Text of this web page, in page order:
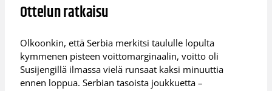
Ottelun ratkaisu
Olkoonkin, että Serbia merkitsi taululle lopulta
kymmenen pisteen voittomarginaalin, voitto oli
Susijengillä ilmassa vielä runsaat kaksi minuuttia
ennen loppua. Serbian tasoista joukkuetta –